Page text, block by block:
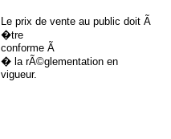
Le prix de vente au public doit Ã
�tre
conforme Ã
� la rÃ©glementation en
vigueur.